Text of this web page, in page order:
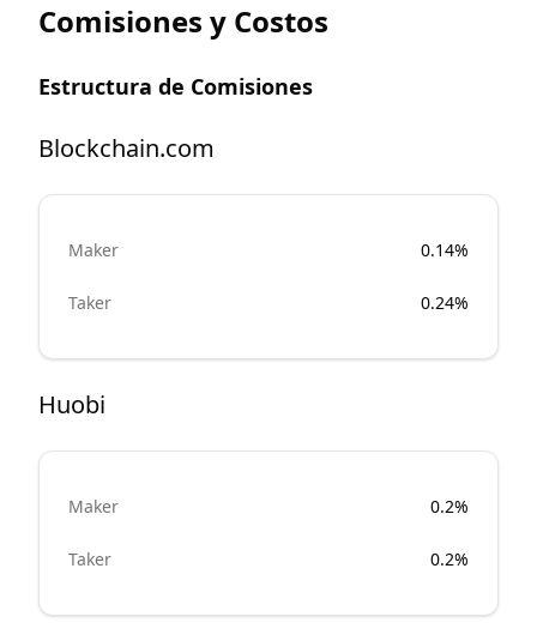
Comisiones y Costos
Estructura de Comisiones
Blockchain.com
Maker 0.14%
Taker 0.24%
Huobi
Maker 0.2%
Taker 0.2%